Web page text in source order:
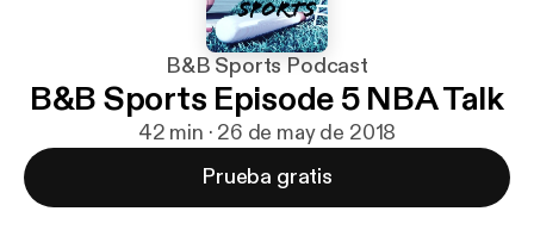
B&B Sports Podcast
B&B Sports Episode 5 NBA Talk
42 min · 26 de may de 2018
Prueba gratis